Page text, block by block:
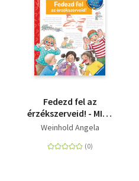
Fedezd fel az
érzékszerveid! - MIT?
MIÉRT? HOGYAN? 23.
Weinhold Angela